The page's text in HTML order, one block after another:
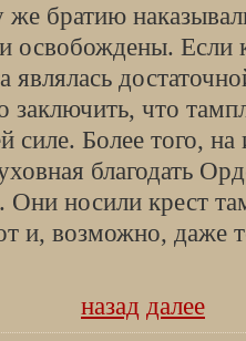
братию
освобождены. Если
являлась
заключить, что
силе. Более того,
благодать
Они носили крест
и, возможно, даже
назад далее